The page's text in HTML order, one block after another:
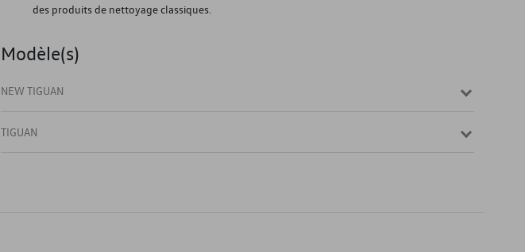
des produits de nettoyage classiques.
Modèle(s)
NEW TIGUAN
TIGUAN